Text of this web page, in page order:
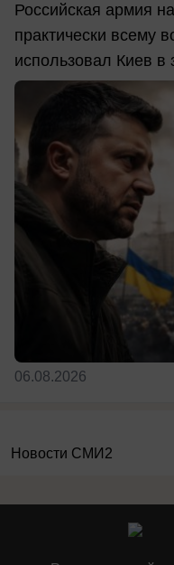
Российская армия
практически всему
использовал Киев в
06.08.2026
Новости СМИ2